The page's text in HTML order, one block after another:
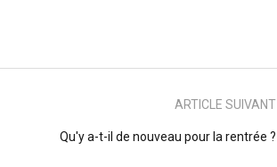
ARTICLE SUIVANT
Qu'y a-t-il de nouveau pour la rentrée ?